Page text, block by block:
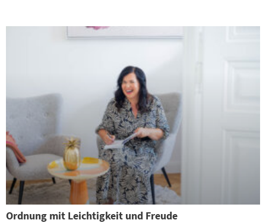
Ordnung mit Leichtigkeit und Freude